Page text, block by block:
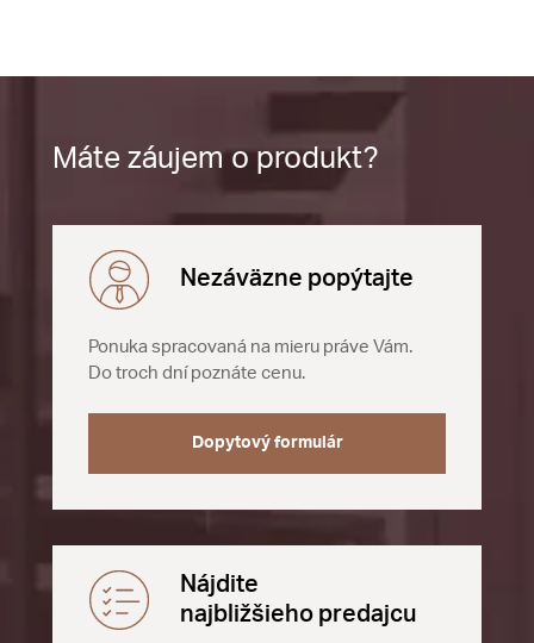
Máte záujem o produkt?
Nezáväzne popýtajte
Ponuka spracovaná na mieru práve Vám.
Do troch dní poznáte cenu.
Dopytový formulár
Nájdite
najbližšieho predajcu